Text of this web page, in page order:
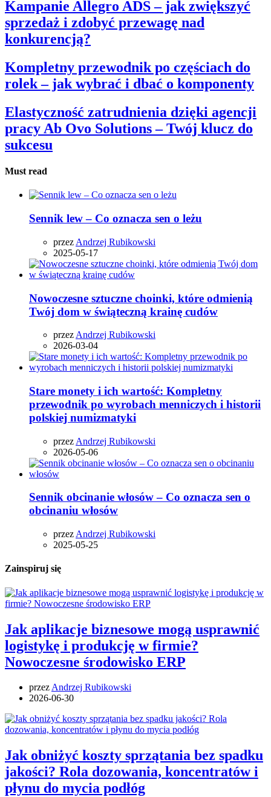
Kampanie Allegro ADS – jak zwiększyć
sprzedaż i zdobyć przewagę nad
konkurencją?
Kompletny przewodnik po częściach do
rolek – jak wybrać i dbać o komponenty
Elastyczność zatrudnienia dzięki agencji
pracy Ab Ovo Solutions – Twój klucz do
sukcesu
Must read
Sennik lew – Co oznacza sen o leżu
przez Andrzej Rubikowski
2025-05-17
Nowoczesne sztuczne choinki, które odmienią
Twój dom w świąteczną krainę cudów
przez Andrzej Rubikowski
2026-03-04
Stare monety i ich wartość: Kompletny
przewodnik po wyrobach menniczych i historii
polskiej numizmatyki
przez Andrzej Rubikowski
2026-05-06
Sennik obcinanie włosów – Co oznacza sen o
obcinaniu włosów
przez Andrzej Rubikowski
2025-05-25
Zainspiruj się
Jak aplikacje biznesowe mogą usprawnić
logistykę i produkcję w firmie?
Nowoczesne środowisko ERP
przezAndrzej Rubikowski
2026-06-30
Jak obniżyć koszty sprzątania bez spadku
jakości? Rola dozowania, koncentratów i
płynu do mycia podłóg